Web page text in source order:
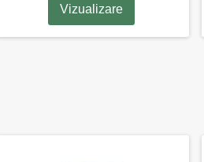
Vizualizare